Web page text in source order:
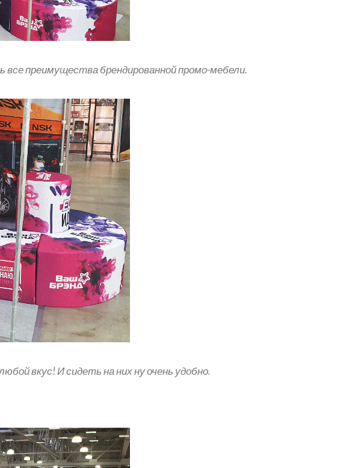
преимущества брендированной промо-мебели.
вкус! И сидеть на них ну очень удобно.